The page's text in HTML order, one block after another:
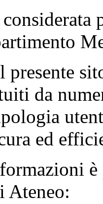
presente
da
ed
è
Ateneo: